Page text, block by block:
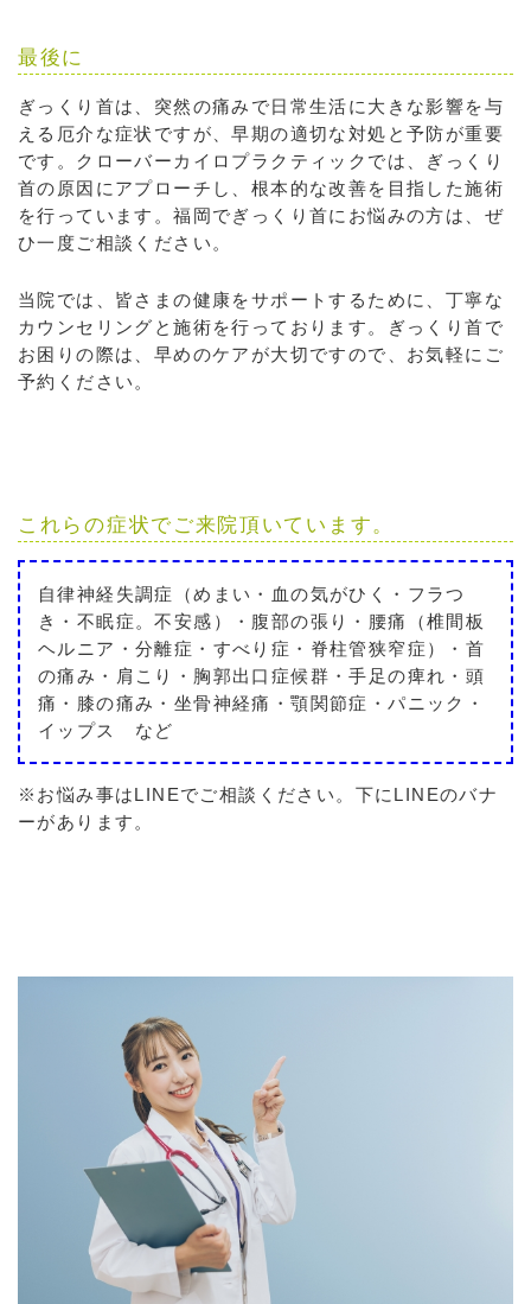
最後に
ぎっくり首は、突然の痛みで日常生活に大きな影響を与
える厄介な症状ですが、早期の適切な対処と予防が重要
です。クローバーカイロプラクティックでは、ぎっくり
首の原因にアプローチし、根本的な改善を目指した施術
を行っています。福岡でぎっくり首にお悩みの方は、ぜ
ひ一度ご相談ください。
当院では、皆さまの健康をサポートするために、丁寧な
カウンセリングと施術を行っております。ぎっくり首で
お困りの際は、早めのケアが大切ですので、お気軽にご
予約ください。
これらの症状でご来院頂いています。
自律神経失調症（めまい・血の気がひく・フラつ
き・不眠症。不安感）・腹部の張り・腰痛（椎間板
ヘルニア・分離症・すべり症・脊柱管狭窄症）・首
の痛み・肩こり・胸郭出口症候群・手足の痺れ・頭
痛・膝の痛み・坐骨神経痛・顎関節症・パニック・
イップス など
※お悩み事はLINEでご相談ください。下にLINEのバナ
ーがあります。